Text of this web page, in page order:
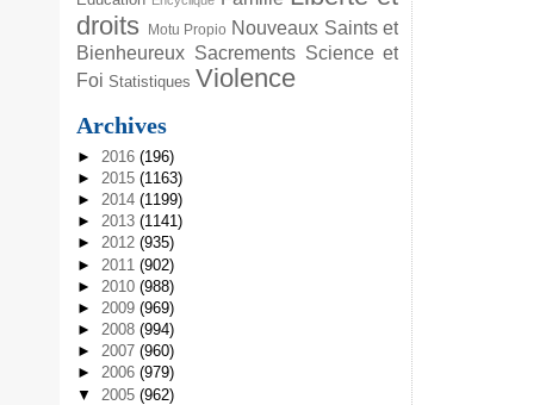
droits Motu Propio Nouveaux Saints et
Bienheureux Sacrements Science et
Foi Statistiques Violence
Archives
► 2016(196)
► 2015(1163)
► 2014(1199)
►2013(1141)
►2012(935)
► 2011(902)
► 2010(988)
► 2009(969)
►2008(994)
►2007(960)
►2006(979)
▼ 2005(962)